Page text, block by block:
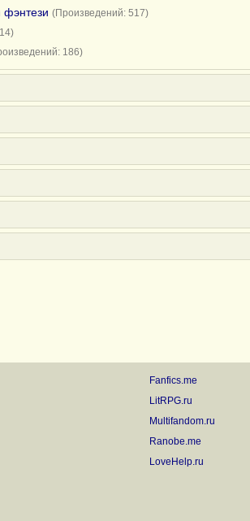
(Произведений: 517)
186)
Fanfics.me
LitRPG.ru
Multifandom.ru
Ranobe.me
LoveHelp.ru